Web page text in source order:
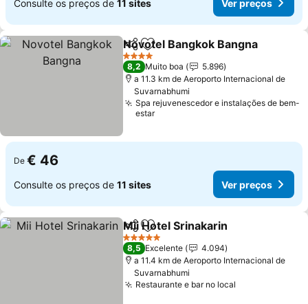
Consulte os preços de 11 sites Ver preços
PartilharAdicionar aos favoritos
Novotel Bangkok Bangna
4 Estrelas
8,2 Muito boa
5.896
a 11.3 km de Aeroporto Internacional de
Suvarnabhumi
Spa rejuvenescedor e instalações de bem-
estar
De € 46
Consulte os preços de 11 sites Ver preços
PartilharAdicionar aos favoritos
Mii Hotel Srinakarin
5 Estrelas
8,5 Excelente
4.094
a 11.4 km de Aeroporto Internacional de
Suvarnabhumi
Restaurante e bar no local